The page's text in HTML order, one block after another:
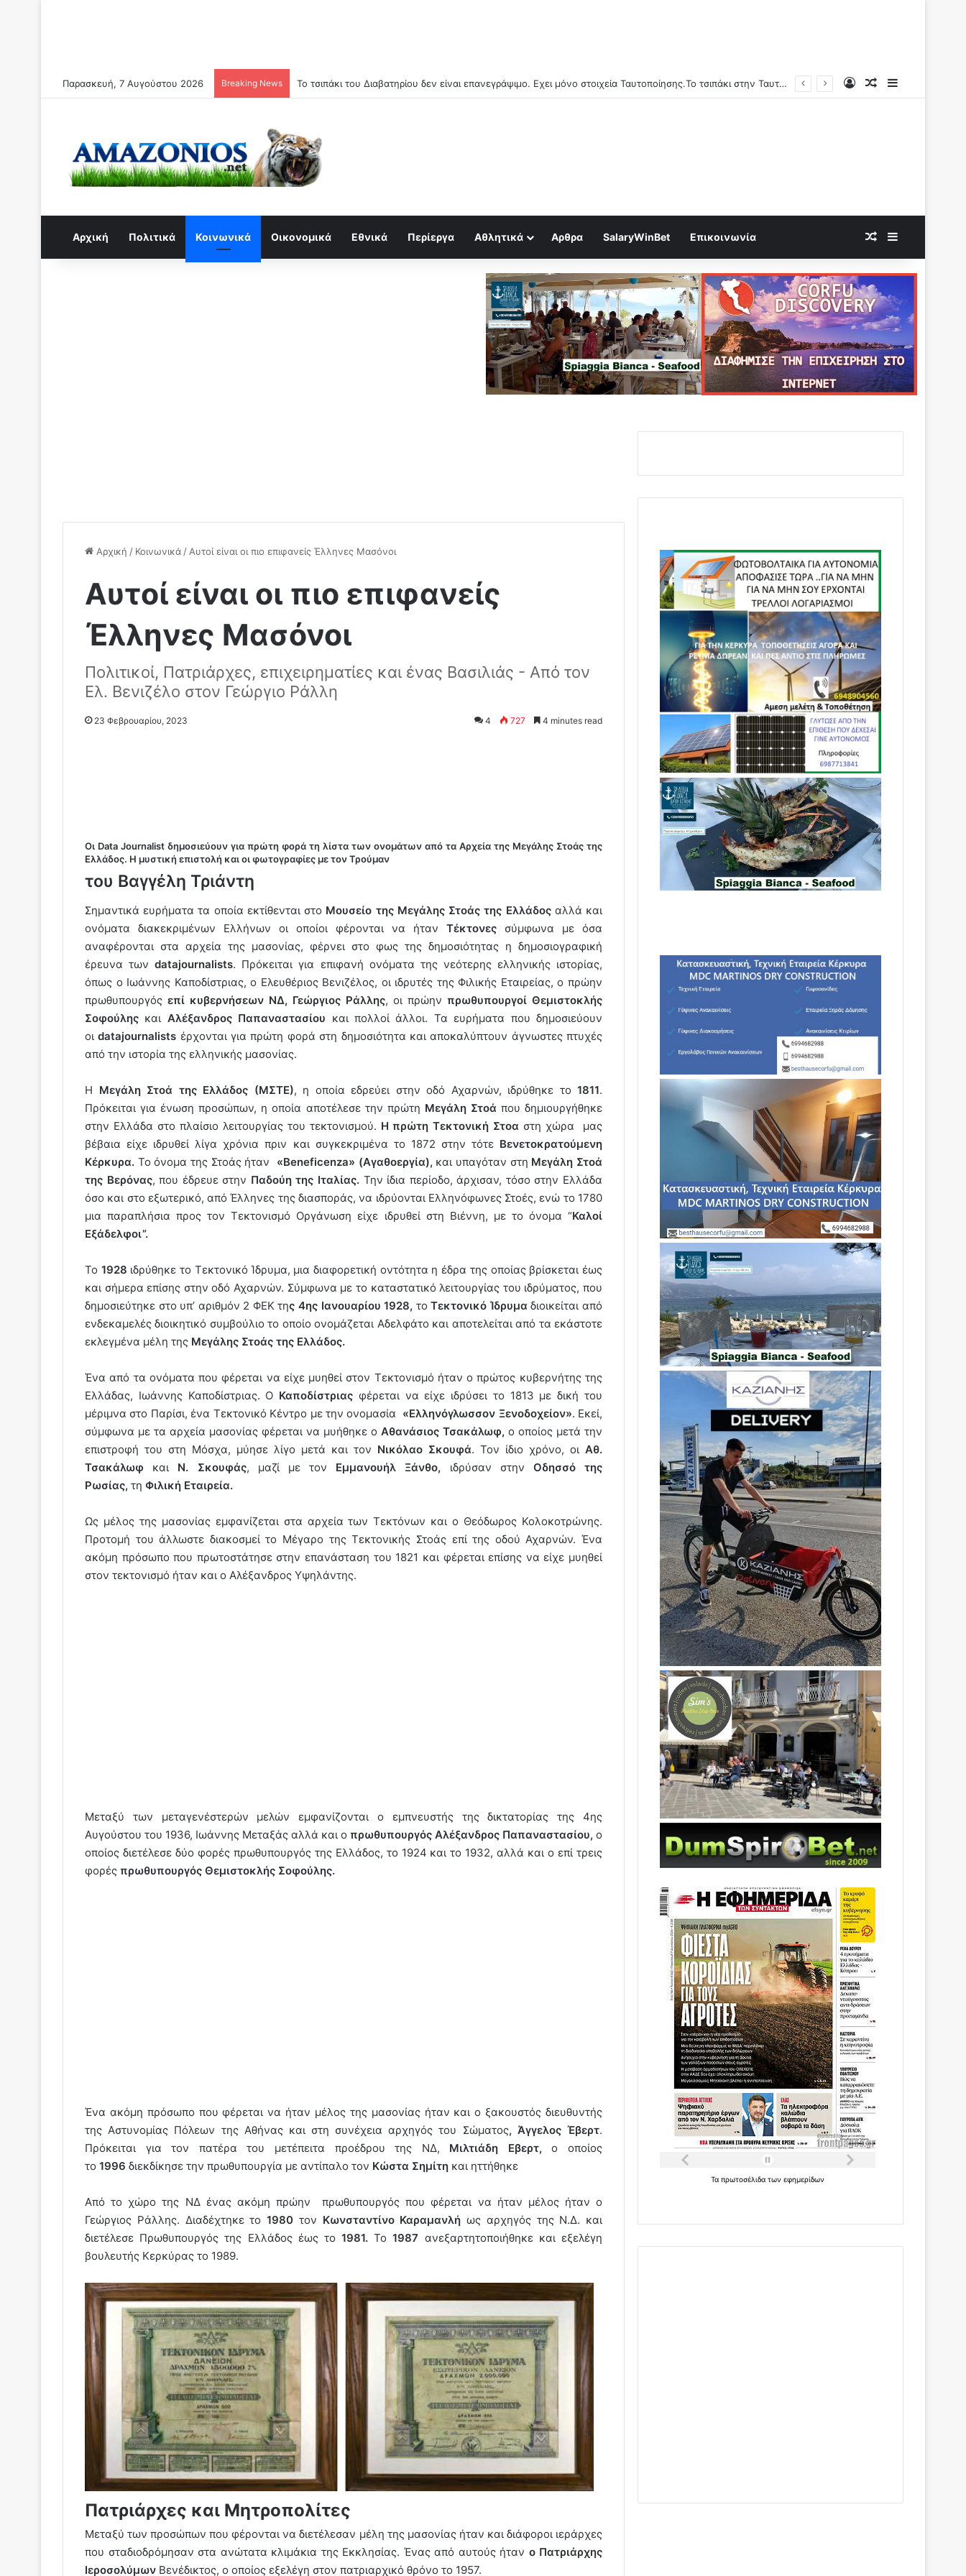
Παρασκευή, 7 Αυγούστου 2026 Breaking News Παρενέργεια εμβολίων κατά Covid-19: «1,25 δις γυναίκες θα τεκνοποιήσουν ένα είδος ανθρώπου που δεν έχει υπάρξει μέχρι στιγμής» Log InRandom Article
Αρχική Πολιτικά Κοινωνικά Οικονομικά Εθνικά Περίεργα Αθλητικά Αρθρα SalaryWinBet Επικοινωνία Random Article
Αρχική / Κοινωνικά / Αυτοί είναι οι πιο επιφανείς Έλληνες Μασόνοι
Αυτοί είναι οι πιο επιφανείς
Έλληνες Μασόνοι
Πολιτικοί, Πατριάρχες, επιχειρηματίες και ένας Βασιλιάς - Από τον
Ελ. Βενιζέλο στον Γεώργιο Ράλλη
23 Φεβρουαρίου, 2023 4 727 4 minutes read
Οι Data Journalist δημοσιεύουν για πρώτη φορά τη λίστα των ονομάτων από τα Αρχεία της Μεγάλης Στοάς της
Ελλάδος. Η μυστική επιστολή και οι φωτογραφίες με τον Τρούμαν
του Βαγγέλη Τριάντη
Σημαντικά ευρήματα τα οποία εκτίθενται στο Μουσείο της Μεγάλης Στοάς της Ελλάδοςαλλά και
ονόματα διακεκριμένων Ελλήνων οι οποίοι φέρονται να ήταν Τέκτονες σύμφωνα με όσα
αναφέρονται στα αρχεία της μασονίας, φέρνει στο φως της δημοσιότητας η δημοσιογραφική
έρευνα των datajournalists. Πρόκειται για επιφανή ονόματα της νεότερης ελληνικής ιστορίας,
όπως ο Ιωάννης Καποδίστριας, ο Ελευθέριος Βενιζέλος, οι ιδρυτές της Φιλικής Εταιρείας, ο πρώην
πρωθυπουργός επί κυβερνήσεων ΝΔ, Γεώργιος Ράλλης, οι πρώην πρωθυπουργοί Θεμιστοκλής
Σοφούλης και Αλέξανδρος Παπαναστασίου και πολλοί άλλοι. Τα ευρήματα που δημοσιεύουν
οι datajournalists έρχονται για πρώτη φορά στη δημοσιότητα και αποκαλύπτουν άγνωστες πτυχές
από την ιστορία της ελληνικής μασονίας.
Η Μεγάλη Στοά της Ελλάδος (ΜΣΤΕ), η οποία εδρεύει στην οδό Αχαρνών, ιδρύθηκε το 1811.
Πρόκειται για ένωση προσώπων, η οποία αποτέλεσε την πρώτη Μεγάλη Στοά που δημιουργήθηκε
στην Ελλάδα στο πλαίσιο λειτουργίας του τεκτονισμού. Η πρώτη Τεκτονική Στοα στη χώρα μας
βέβαια είχε ιδρυθεί λίγα χρόνια πριν και συγκεκριμένα το 1872 στην τότεΒενετοκρατούμενη
Κέρκυρα. Το όνομα της Στοάς ήταν «Beneficenza» (Αγαθοεργία), και υπαγόταν στη Μεγάλη Στοά
της Βερόνας, που έδρευε στην Παδούη της Ιταλίας. Την ίδια περίοδο, άρχισαν, τόσο στην Ελλάδα
όσο και στο εξωτερικό, από Έλληνες της διασποράς, να ιδρύονται Ελληνόφωνες Στοές, ενώ το 1780
μια παραπλήσια προς τον Τεκτονισμό Οργάνωση είχε ιδρυθεί στη Βιέννη, με το όνομα “Καλοί
Εξάδελφοι”.
Το 1928 ιδρύθηκε το Τεκτονικό Ίδρυμα, μια διαφορετική οντότητα η έδρα της οποίας βρίσκεται έως
και σήμερα επίσης στην οδό Αχαρνών. Σύμφωνα με το καταστατικό λειτουργίας του ιδρύματος, που
δημοσιεύτηκε στο υπ’ αριθμόν 2 ΦΕΚ της 4ης Ιανουαρίου 1928, τοΤεκτονικό Ίδρυμα διοικείται από
ενδεκαμελές διοικητικό συμβούλιο το οποίο ονομάζεται Αδελφάτο και αποτελείται από τα εκάστοτε
εκλεγμένα μέλη της Μεγάλης Στοάς της Ελλάδος.
Ένα από τα ονόματα που φέρεται να είχε μυηθεί στον Τεκτονισμό ήταν ο πρώτος κυβερνήτης της
Ελλάδας, Ιωάννης Καποδίστριας. Ο Καποδίστριας φέρεται να είχε ιδρύσει το 1813 με δική του
μέριμνα στο Παρίσι, ένα Τεκτονικό Κέντρο με την ονομασία «Ελληνόγλωσσον Ξενοδοχείον». Εκεί,
σύμφωνα με τα αρχεία μασονίας φέρεται να μυήθηκε ο Αθανάσιος Τσακάλωφ, ο οποίος μετά την
επιστροφή του στη Μόσχα, μύησε λίγο μετά και τον Νικόλαο Σκουφά. Τον ίδιο χρόνο, οι Αθ.
Τσακάλωφ και Ν. Σκουφάς, μαζί με τον Εμμανουήλ Ξάνθο, ιδρύσαν στην Οδησσό της
Ρωσίας, τη Φιλική Εταιρεία.
Ως μέλος της μασονίας εμφανίζεται στα αρχεία των Τεκτόνων και ο Θεόδωρος Κολοκοτρώνης.
Προτομή του άλλωστε διακοσμεί το Μέγαρο της Τεκτονικής Στοάς επί της οδού Αχαρνών. Ένα
ακόμη πρόσωπο που πρωτοστάτησε στην επανάσταση του 1821 και φέρεται επίσης να είχε μυηθεί
στον τεκτονισμό ήταν και ο Αλέξανδρος Υψηλάντης.
Μεταξύ των μεταγενέστερών μελών εμφανίζονται ο εμπνευστής της δικτατορίας της 4ης
Αυγούστου του 1936, Ιωάννης Μεταξάς αλλά και ο πρωθυπουργός Αλέξανδρος Παπαναστασίου, ο
οποίος διετέλεσε δύο φορές πρωθυπουργός της Ελλάδος, το 1924 και το 1932, αλλά και ο επί τρεις
φορές πρωθυπουργός Θεμιστοκλής Σοφούλης.
Ένα ακόμη πρόσωπο που φέρεται να ήταν μέλος της μασονίας ήταν και ο ξακουστός διευθυντής
της Αστυνομίας Πόλεων της Αθήνας και στη συνέχεια αρχηγός του Σώματος, Άγγελος Έβερτ.
Πρόκειται για τον πατέρα του μετέπειτα προέδρου της ΝΔ, Μιλτιάδη Εβερτ, ο οποίος
το 1996 διεκδίκησε την πρωθυπουργία με αντίπαλο τον Κώστα Σημίτη και ηττήθηκε
Από το χώρο της ΝΔ ένας ακόμη πρώην πρωθυπουργός που φέρεται να ήταν μέλος ήταν ο
Γεώργιος Ράλλης. Διαδέχτηκε το 1980 τον Κωνσταντίνο Καραμανλή ως αρχηγός της Ν.Δ. και
διετέλεσε Πρωθυπουργός της Ελλάδος έως το1981. Το 1987 ανεξαρτητοποιήθηκε και εξελέγη
βουλευτής Κερκύρας το 1989.
Πατριάρχες και Μητροπολίτες
Μεταξύ των προσώπων που φέρονται να διετέλεσαν μέλη της μασονίας ήταν και διάφοροι ιεράρχες
που σταδιοδρόμησαν στα ανώτατα κλιμάκια της Εκκλησίας. Ένας από αυτούς ήταν ο Πατριάρχης
Ιεροσολύμων Βενέδικτος, ο οποίος εξελέγη στον πατριαρχικό θρόνο το 1957.
Ταπρωτοσέλιδατωνεφημερίδων